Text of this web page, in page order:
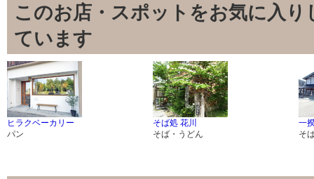
このお店・スポットをお気に入
ています
ヒラクベーカリー
パン
そば処 花川
そば・うどん
一
そ